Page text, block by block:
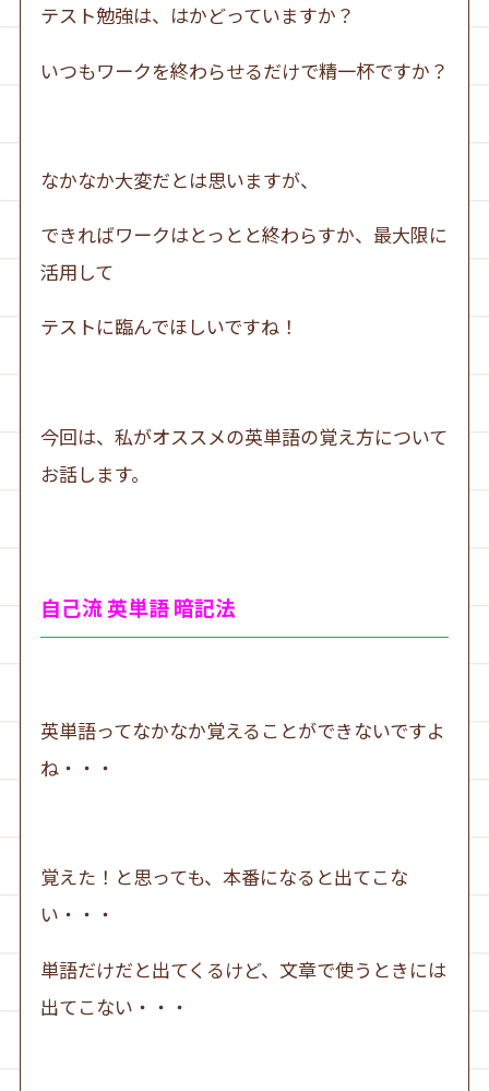
テスト勉強は、はかどっていますか？
いつもワークを終わらせるだけで精一杯ですか？
なかなか大変だとは思いますが、
できればワークはとっとと終わらすか、最大限に
活用して
テストに臨んでほしいですね！
今回は、私がオススメの英単語の覚え方について
お話します。
自己流 英単語 暗記法
英単語ってなかなか覚えることができないですよ
ね・・・
覚えた！と思っても、本番になると出てこな
い・・・
単語だけだと出てくるけど、文章で使うときには
出てこない・・・